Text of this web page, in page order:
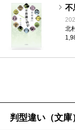
おなじ鮮烈さで
伊玖磨の、小沢
いるからだ。記
かで、それらは
創作カルタあり
京弁考察あり。
不
北
判型違い（文庫